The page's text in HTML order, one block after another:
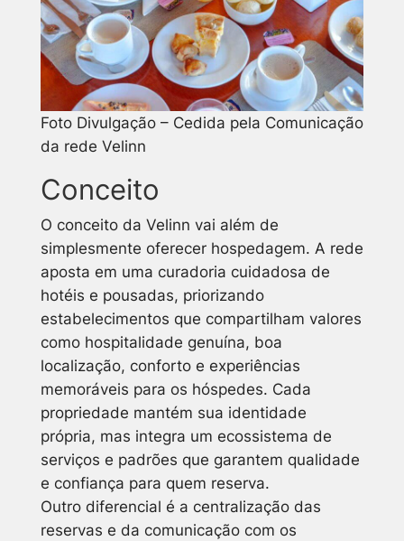
Foto Divulgação – Cedida pela Comunicação
da rede Velinn
Conceito
O conceito da Velinn vai além de
simplesmente oferecer hospedagem. A rede
aposta em uma curadoria cuidadosa de
hotéis e pousadas, priorizando
estabelecimentos que compartilham valores
como hospitalidade genuína, boa
localização, conforto e experiências
memoráveis para os hóspedes. Cada
propriedade mantém sua identidade
própria, mas integra um ecossistema de
serviços e padrões que garantem qualidade
e confiança para quem reserva.
Outro diferencial é a centralização das
reservas e da comunicação com os